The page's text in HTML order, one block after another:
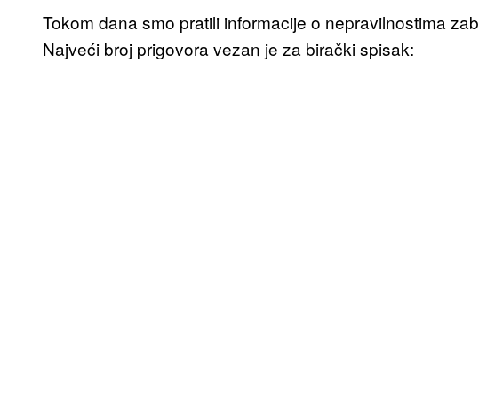
Tokom dana smo pratili informacije o nepravilnostima
Najveći broj prigovora vezan je za birački spisak: